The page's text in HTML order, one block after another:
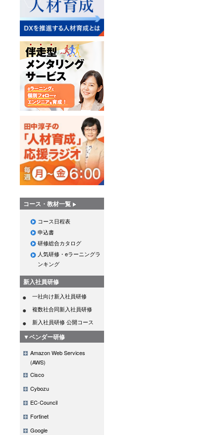
コース・教材一覧
コース日程表
申込書
研修総合カタログ
人気研修・eラーニングラ
ンキング
新入社員研修
一社向け新入社員研修
複数社合同新入社員研修
新入社員研修 公開コース
▼ベンダー研修
Amazon Web Services
(AWS)
Cisco
Cybozu
EC-Council
Fortinet
Google